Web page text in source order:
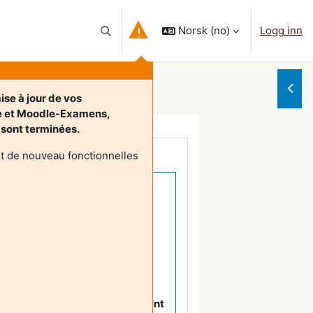
Veksle inndata for søk
à jour de vos
Moodle-Examens,
terminées.
de nouveau fonctionnelles
Norsk ‎(no)‎ Logg inn
en cliquant sur le point